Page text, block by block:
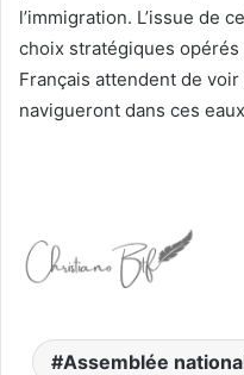
l’immigration. L’issue de
choix stratégiques
Français attendent de
navigueront dans ces
Assemblée